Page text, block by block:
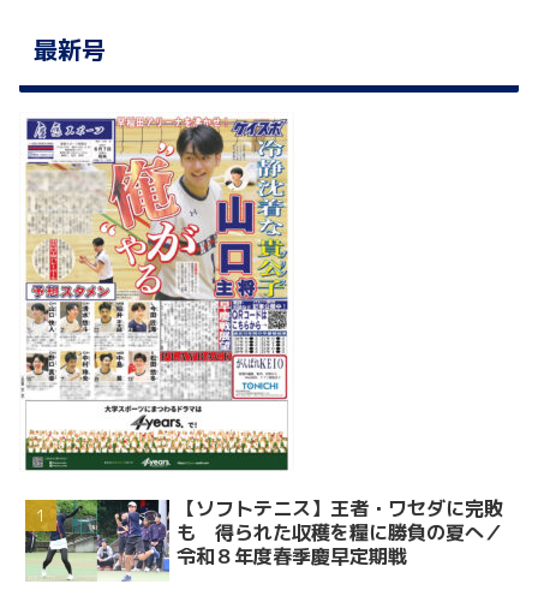
最新号
【ソフトテニス】王者・ワセダに完敗
も 得られた収穫を糧に勝負の夏へ／
令和８年度春季慶早定期戦